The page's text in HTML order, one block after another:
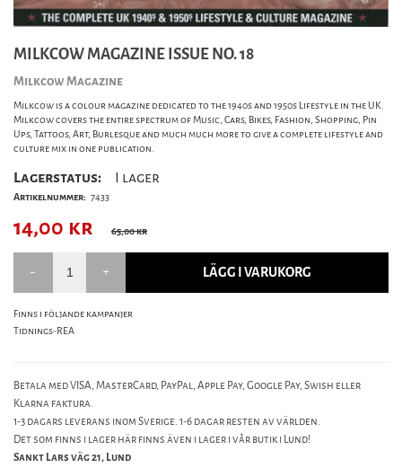
MILKCOW MAGAZINE ISSUE NO. 18
Milkcow Magazine
Milkcow is a colour magazine dedicated to the 1940s and 1950s Lifestyle in the UK.
Milkcow covers the entire spectrum of Music, Cars, Bikes, Fashion, Shopping, Pin
Ups, Tattoos, Art, Burlesque and much much more to give a complete lifestyle and
culture mix in one publication.
Lagerstatus: I lager
Artikelnummer: 7433
14,00 kr 65,00 kr
LÄGG I VARUKORG
Finns i följande kampanjer
Tidnings-REA
Betala med VISA, MasterCard, PayPal, Apple Pay, Google Pay, Swish eller
Klarna faktura.
1-3 dagars leverans inom Sverige. 1-6 dagar resten av världen.
Det som finns i lager här finns även i lager i vår butik i Lund!
Sankt Lars väg 21, Lund